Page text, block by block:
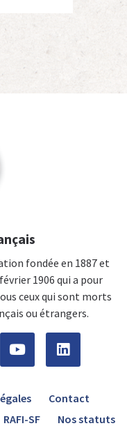
fondée en 1887 et
1906 qui a pour
ceux qui sont morts
ou étrangers.
Contact
RAFI-SF Nos statuts